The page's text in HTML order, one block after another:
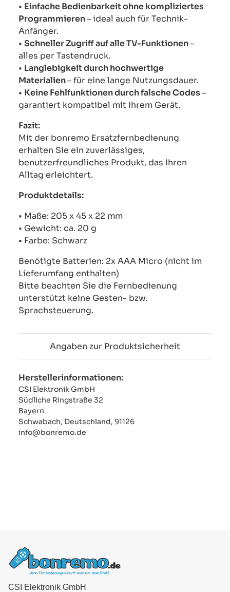
• Einfache Bedienbarkeit ohne kompliziertes
Programmieren– ideal auch für Technik-
Anfänger.
• Schneller Zugriff auf alle TV-Funktionen–
alles per Tastendruck.
• Langlebigkeit durch hochwertige
Materialien– für eine lange Nutzungsdauer.
• Keine Fehlfunktionen durch falsche Codes–
garantiert kompatibel mit Ihrem Gerät.
Fazit:
Mit der bonremo Ersatzfernbedienung
erhalten Sie ein zuverlässiges,
benutzerfreundliches Produkt, das Ihren
Alltag erleichtert.
Produktdetails:
• Maße: 205 x 45 x 22 mm
• Gewicht: ca. 20 g
• Farbe: Schwarz
Benötigte Batterien: 2x AAA Micro (nicht im
Lieferumfang enthalten)
Bitte beachten Sie die Fernbedienung
unterstützt keine Gesten- bzw.
Sprachsteuerung.
Angaben zur Produktsicherheit
Herstellerinformationen:
CSI Elektronik GmbH
Südliche Ringstraße 32
Bayern
Schwabach, Deutschland, 91126
info@bonremo.de
CSI Elektronik GmbH